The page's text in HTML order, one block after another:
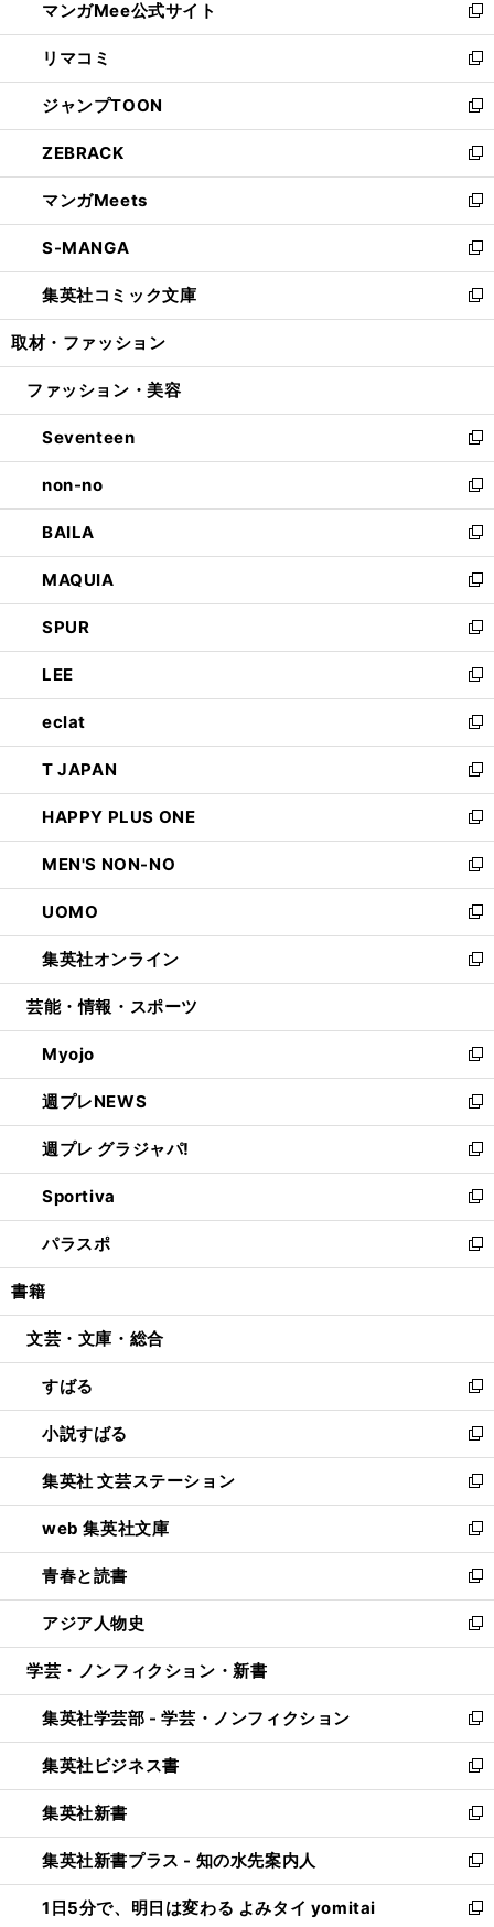
く
ド
ウ
で
開
く
ィ
ン
ド
ウ
で
開
く
い
ウ
ィ
ン
ド
ウ
で
開
く
マンガMee公式サイト
新
し
い
ウ
ィ
ン
ド
ウ
で
開
く
リマコミ
新
し
い
ウ
ィ
ン
ド
ウ
で
開
く
ジャンプTOON
新
し
い
ウ
ィ
ン
ド
ウ
で
開
ZEBRACK
新
し
い
ウ
ィ
ン
ド
ウ
開
マンガMeets
新
し
い
ウ
ィ
ン
ウ
開
く
S-MANGA
新
し
い
ウ
ン
ウ
で
開
く
集英社コミック文庫
新
し
ウ
ン
ド
ウ
で
開
く
取材・ファッション
ファッション・美容
Seventeen
新
し
い
ウ
ィ
ン
ド
ウ
で
開
く
non-no
新
し
い
ウ
ィ
ン
ド
ウ
で
開
く
BAILA
新
し
い
ウ
ィ
ン
ド
ウ
で
開
く
MAQUIA
新
し
い
ウ
ィ
ン
ド
ウ
で
開
く
SPUR
新
し
い
ウ
ィ
ン
ド
ウ
で
開
く
LEE
新
し
い
ウ
ィ
ン
ド
ウ
で
開
く
eclat
新
し
い
ウ
ィ
ン
ド
ウ
で
開
く
T JAPAN
新
し
い
ウ
ィ
ン
ド
ウ
で
開
HAPPY PLUS ONE
新
し
い
ウ
ィ
ン
ド
ウ
開
く
MEN'S NON-NO
新
し
い
ウ
ィ
ン
ウ
で
開
く
UOMO
新
し
い
ウ
ン
ド
ウ
で
開
く
集英社オンライン
新
し
ウ
ィ
ン
ド
ウ
で
開
く
芸能・情報・スポーツ
Myojo
新
し
い
ウ
ィ
ン
ド
ウ
で
開
週プレNEWS
新
し
い
ウ
ィ
ン
ド
ウ
開
週プレ グラジャパ!
新
し
い
ウ
ィ
ン
ウ
開
く
Sportiva
新
し
い
ウ
ン
ウ
で
開
く
パラスポ
新
し
ウ
ン
ド
ウ
で
開
く
書籍
文芸・文庫・総合
すばる
新
し
い
ウ
ィ
ン
ド
ウ
で
開
く
小説すばる
新
し
い
ウ
ィ
ン
ド
ウ
で
開
集英社 文芸ステーション
新
し
い
ウ
ィ
ン
ド
ウ
開
く
web 集英社文庫
新
し
い
ウ
ィ
ン
ウ
で
開
く
青春と読書
新
し
い
ウ
ン
ド
ウ
で
開
く
アジア人物史
新
し
ウ
ィ
ン
ド
ウ
で
開
く
学芸・ノンフィクション・新書
集英社学芸部 - 学芸・ノンフィクション
新
し
い
ウ
ィ
ン
ド
ウ
で
集英社ビジネス書
新
し
い
ウ
ィ
ン
ド
集英社新書
新
し
い
ウ
ィ
集英社新書プラス - 知の水先案内人
新
し
い
1日5分で、明日は変わる よみタイ yomitai
新